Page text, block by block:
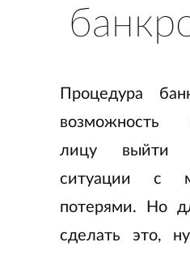
Процедура
возможность
лицу выйти
ситуации с
потерями. Но
сделать это,